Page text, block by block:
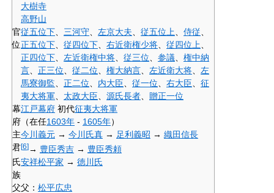
大樹寺
高野山
官
位
従五位下 三河守 左京大夫 従五位上 侍従
正五位下
従四位下 右近衛権少将 従四位上
正四位下
左近衛権中将 従三位 参議
権中納
言
正三位 従二位 権大納言 左近衛大将
左
馬寮御監
正二位 内大臣 従一位 右大臣
征
夷大将軍
太政大臣 源氏長者 贈正一位
幕
府
江戸幕府 初代征夷大将軍
（在任1603年 - 1605年）
主
君
今川義元 → 今川氏真 → 足利義昭 → 織田信長
[6]→ 豊臣秀吉 → 豊臣秀頼
氏
族
安祥松平家 → 徳川氏
父父： 松平広忠